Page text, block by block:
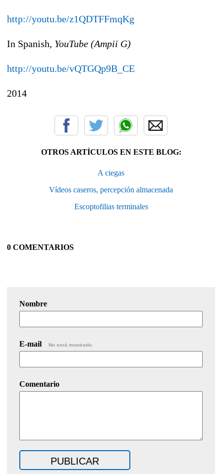
http://youtu.be/z1QDTFFmqKg
In Spanish, YouTube (Ampii G)
http://youtu.be/vQTGQp9B_CE
2014
OTROS ARTÍCULOS EN ESTE BLOG:
A ciegas
Vídeos caseros, percepción almacenada
Escoptofilias terminales
0 COMENTARIOS
Nombre
E-mail No será mostrado.
Comentario